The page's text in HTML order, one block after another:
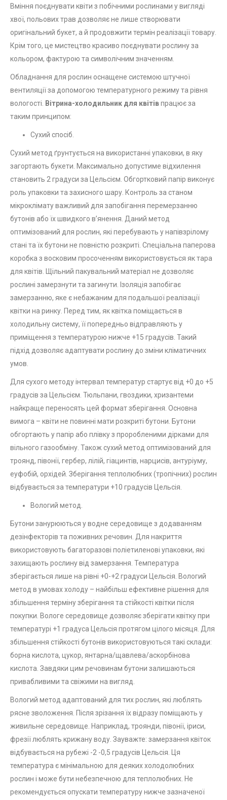
Вміння поєднувати квіти з побічними рослинами у вигляді
хвої, польових трав дозволяє не лише створювати
оригінальний букет, а й продовжити термін реалізації товару.
Крім того, це мистецтво красиво поєднувати рослину за
кольором, фактурою та символічним значенням.
Обладнання для рослин оснащене системою штучної
вентиляції за допомогою температурного режиму та рівня
вологості. Вітрина-холодильник для квітівпрацює за
таким принципом:
Сухий спосіб.
Сухий метод ґрунтується на використанні упаковки, в яку
загортають букети. Максимально допустиме відхилення
становить 2 градуси за Цельсієм. Обгортковий папір виконує
роль упаковки та захисного шару. Контроль за станом
мікроклімату важливий для запобігання перемерзанню
бутонів або їх швидкого в’янення. Даний метод
оптимізований для рослин, які перебувають у напівзрілому
стані та їх бутони не повністю розкриті. Спеціальна паперова
коробка з восковим просоченням використовується як тара
для квітів. Щільний пакувальний матеріал не дозволяє
рослині замерзнути та загинути. Ізоляція запобігає
замерзанню, яке є небажаним для подальшої реалізації
квітки на ринку. Перед тим, як квітка поміщається в
холодильну систему, її попередньо відправляють у
приміщення з температурою нижче +15 градусів. Такий
підхід дозволяє адаптувати рослину до зміни кліматичних
умов.
Для сухого методу інтервал температур стартує від +0 до +5
градусів за Цельсієм. Тюльпани, гвоздики, хризантеми
найкраще переносять цей формат зберігання. Основна
вимога – квіти не повинні мати розкриті бутони. Бутони
обгортають у папір або плівку з проробленими дірками для
вільного газообміну. Також сухий метод оптимізований для
троянд, півонії, гербер, лілій, гіацинтів, нарцисів, антуріуму,
еуфобій, орхідей. Зберігання теплолюбних (тропічних) рослин
відбувається за температури +10 градусів Цельсія.
Вологий метод.
Бутони занурюються у водне середовище з додаванням
дезінфекторів та поживних речовин. Для накриття
використовують багаторазові поліетиленові упаковки, які
захищають рослину від замерзання. Температура
зберігається лише на рівні +0-+2 градуси Цельсія. Вологий
метод в умовах холоду – найбільш ефективне рішення для
збільшення терміну зберігання та стійкості квітки після
покупки. Вологе середовище дозволяє зберігати квітку при
температурі +1 градуса Цельсія протягом цілого місяця. Для
збільшення стійкості бутонів використовуються такі склади:
борна кислота, цукор, янтарна/щавлева/аскорбінова
кислота. Завдяки цим речовинам бутони залишаються
привабливими та свіжими на вигляд.
Вологий метод адаптований для тих рослин, які люблять
рясне зволоження. Після зрізання їх відразу поміщають у
живильне середовище. Наприклад, троянди, півонії, іриси,
фрезії люблять крижану воду. Зауважте: замерзання квіток
відбувається на рубежі -2 -0,5 градусів Цельсія. Ця
температура є мінімальною для деяких холодолюбних
рослин і може бути небезпечною для теплолюбних. Не
рекомендується опускати температуру нижче зазначеної